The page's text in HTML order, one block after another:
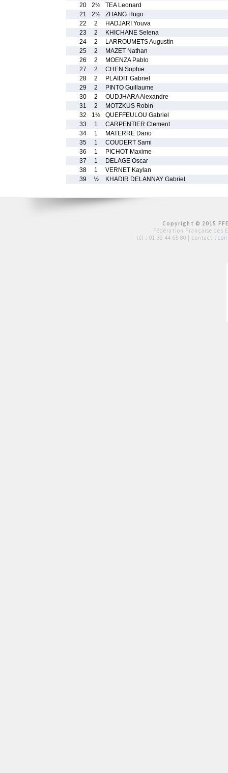
20
2½
TEA Leonard
21
2½
ZHANG Hugo
22
2
HADJARI Youva
23
2
KHICHANE Selena
24
2
LARROUMETS Augustin
25
2
MAZET Nathan
26
2
MOENZA Pablo
27
2
CHEN Sophie
28
2
PLAIDIT Gabriel
29
2
PINTO Guillaume
30
2
OUDJHARA Alexandre
31
2
MOTZKUS Robin
32
1½
QUEFFEULOU Gabriel
33
1
CARPENTIER Clement
34
1
MATERRE Dario
35
1
COUDERT Sami
36
1
PICHOT Maxime
37
1
DELAGE Oscar
38
1
VERNET Kaylan
39
½ KHADIR DELANNAY Gabriel
Copyright © 2015
Fédération Française des
tél : 01 39 44 65 80 | contact :